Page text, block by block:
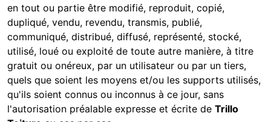
en tout ou partie être modifié, reproduit, copié,
dupliqué, vendu, revendu, transmis, publié,
communiqué, distribué, diffusé, représenté, stocké,
utilisé, loué ou exploité de toute autre manière, à titre
gratuit ou onéreux, par un utilisateur ou par un tiers,
quels que soient les moyens et/ou les supports utilisés,
qu'ils soient connus ou inconnus à ce jour, sans
l'autorisation préalable expresse et écrite de Trillo